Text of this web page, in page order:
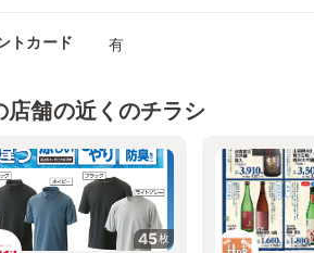
トカード 有
店舗の近くのチラシ
45枚